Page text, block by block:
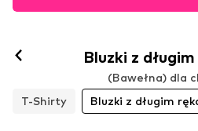
Bluzki z
(Bawełna) dla
T-Shirty
Bluzki z długim